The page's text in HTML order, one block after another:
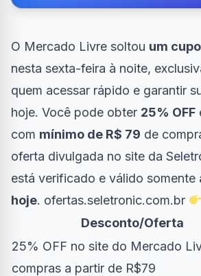
O Mercado Livre soltou um
nesta sexta-feira à noite,
quem acessar rápido e garantir
hoje. Você pode obter 25% OFF
com mínimo de R$ 79 de
oferta divulgada no site da
está verificado e válido somente
hoje. ofertas.seletronic.com.br
Desconto/Oferta
25% OFF no site do Mercado
compras a partir de R$79